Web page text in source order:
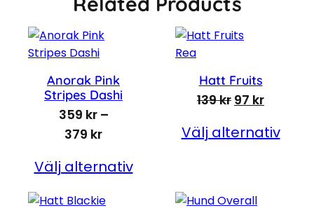
Anorak Pink
Stripes Dashi
359 kr –
379 krPrisintervall: 359 kr till 379 kr
Välj alternativ
ReaProdukter på rea
Hatt Fruits
139kr Det
97 krDet
Välj alternativ